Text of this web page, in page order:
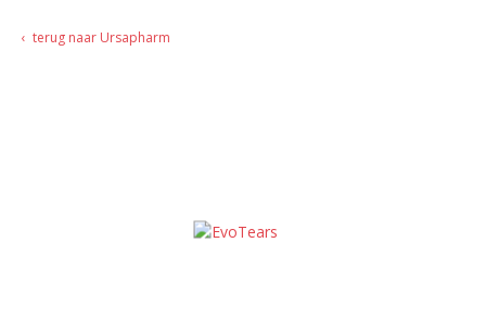
terug naar Ursapharm